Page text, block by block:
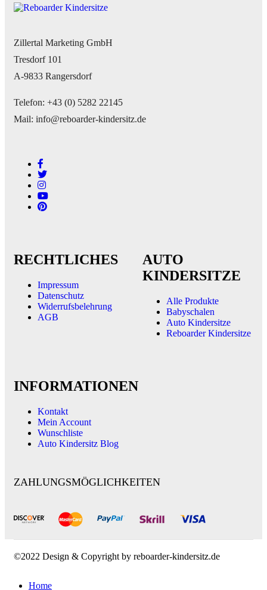
Zillertal Marketing GmbH
Tresdorf 101
A-9833 Rangersdorf
Telefon: +43 (0) 5282 22145
Mail: info@reboarder-kindersitz.de
RECHTLICHES
Impressum
Datenschutz
Widerrufsbelehrung
AGB
AUTO
KINDERSITZE
Alle Produkte
Babyschalen
Auto Kindersitze
Reboarder Kindersitze
INFORMATIONEN
Kontakt
Mein Account
Wunschliste
Auto Kindersitz Blog
ZAHLUNGSMÖGLICHKEITEN
©2022 Design & Copyright by reboarder-kindersitz.de
Home